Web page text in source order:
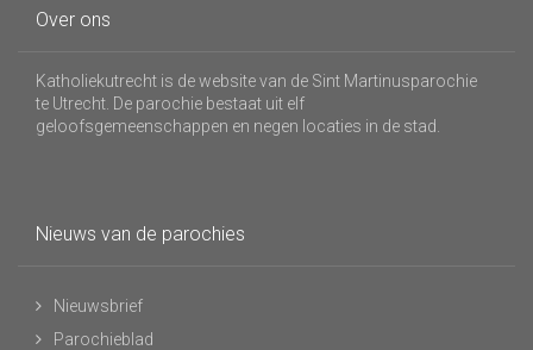
Over ons
Katholiekutrecht is de website van de Sint Martinusparochie
te Utrecht. De parochie bestaat uit elf
geloofsgemeenschappen en negen locaties in de stad.
Nieuws van de parochies
Nieuwsbrief
Parochieblad